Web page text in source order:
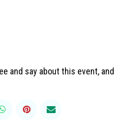
and say about this event, and